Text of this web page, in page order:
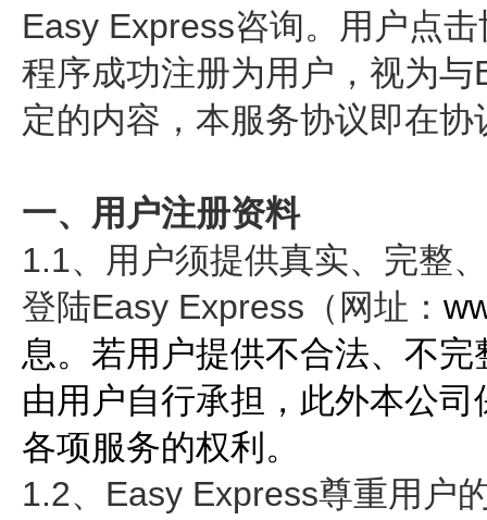
Easy Express咨询。用户点
程序成功注册为用户，视为
定的内容，本服务协议即在
一、用户注册资料
1.1、用户须提供真实、完整
登陆Easy Express（网址：
息。若用户提供不合法、不
由用户自行承担，此外本公
各项服务的权利。
1.2、Easy Express尊重用户